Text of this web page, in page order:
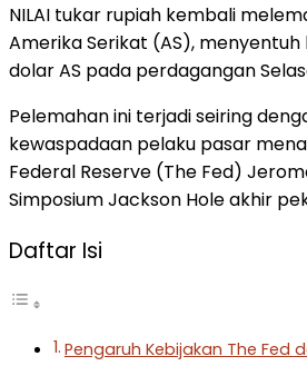
NILAI tukar rupiah kembali
Amerika Serikat (AS), menyentuh
dolar AS pada perdagangan
Pelemahan ini terjadi seiring
kewaspadaan pelaku pasar
Federal Reserve (The Fed)
Simposium Jackson Hole akhir
Daftar Isi
Pengaruh Kebijakan The Fed